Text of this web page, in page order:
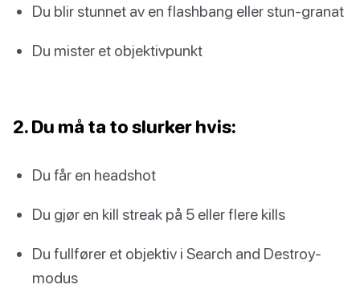
Du blir stunnet av en flashbang eller stun-granat
Du mister et objektivpunkt
2. Du må ta to slurker hvis:
Du får en headshot
Du gjør en kill streak på 5 eller flere kills
Du fullfører et objektiv i Search and Destroy-
modus